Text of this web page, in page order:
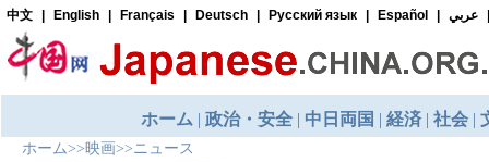
ホーム>>映画>>ニュース